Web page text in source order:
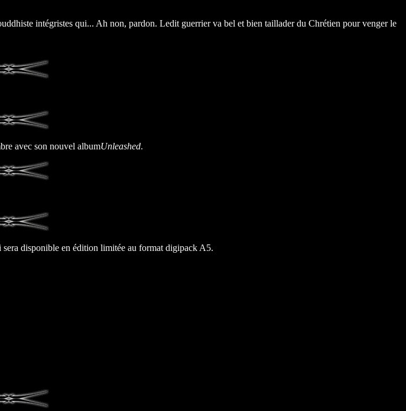
intégristes qui... Ah non, pardon. Ledit guerrier va bel et bien taillader du Chrétien pour venger le
avec son nouvel albumUnleashed.
disponible en édition limitée au format digipack A5.